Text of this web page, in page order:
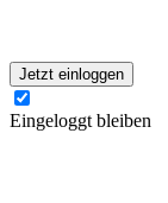
Jetzt einloggen
Eingeloggt bleiben